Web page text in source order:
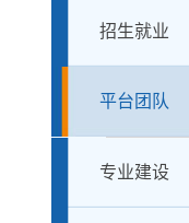
招生就业
平台团队
专业建设